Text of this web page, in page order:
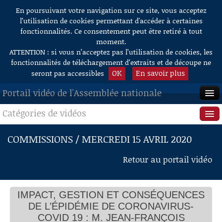
Aller au contenu
En poursuivant votre navigation sur ce site, vous acceptez
l’utilisation de cookies permettant d'accéder à certaines
fonctionnalités. Ce consentement peut être retiré à tout
moment.
ATTENTION : si vous n’acceptez pas l’utilisation de cookies, les
fonctionnalités de téléchargement d’extraits et de découpe ne
seront pas accessibles
OK En savoir plus
Portail vidéo de l'Assemblée nationale
ACCUEIL
EN DIRECT
RECHERCHE
AIDE À LA DÉCOUPE
DE VIDÉOS
Catégories de vidéos
Séance publique
Questions au Gouvernement
Commissions
Présidence
Évènements
COMMISSIONS / MERCREDI 15 AVRIL 2020
Retour au portail vidéo
IMPACT, GESTION ET CONSÉQUENCES
DE L’ÉPIDÉMIE DE CORONAVIRUS-
COVID 19 : M. JEAN-FRANÇOIS